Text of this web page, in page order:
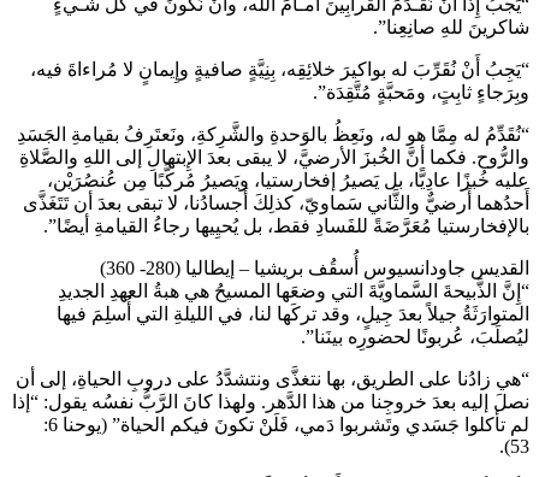
“يَجبُ إِذًا أَنْ نُقَـدِّمَ القرابِينَ أمـامَ الله، وأَنْ نَكونَ في كُلِّ شـيءٍ
شاكرينَ للهِ صانِعِنا”.
“يَجِبُ أَنْ نُقَرِّبَ له بواكيرَ خلائِقِه، بِنِيَّةٍ صافيةٍ وإِيمانٍ لا مُراءاةَ فيه،
وبِرَجاءٍ ثابِتٍ، ومَحبَّةٍ مُتَّقِدَة”.
“نُقَدِّمُ له مِمَّا هو له، ونَعِظُ بالوَحدةِ والشَّرِكةِ، ونَعتَرِفُ بقيامةِ الجَسَدِ
والرُّوح. فكما أنَّ الخُبزَ الأرضيَّ، لا يبقى بعدَ الإِبتهالِ إلى اللهِ والصَّلاةِ
عليه خُبزًا عادِيًّا، بل يَصيرُ إفخارستيا، ويَصيرُ مُركَّبًا مِن عُنصُرَيْن،
أَحدُهما أَرضيٌّ والثَّاني سَماويّ، كذلِكَ أَجسادُنا، لا تبقى بعدَ أن تَتَغَذَّى
بالإفخارستيا مُعَرَّضَةً للفَسادِ فقط، بل يُحيِيها رجاءُ القيامةِ أيضًا”.
القديس جاودانسيوس أُسقُف بريشيا – إيطاليا (280- 360)
“إِنَّ الذَّبيحةَ السَّماويَّةَ التي وضعَها المسيحُ هي هبةُ العهدِ الجديدِ
المتوارَثَةُ جيلاً بعدَ جِيلٍ، وقد تركَها لنا، في الليلةِ التي أُسلِمَ فيها
ليُصلَبَ، عُربونًا لحضورِه بينَنا”.
“هي زادُنا على الطريق، بها نتغذَّى ونتشدَّدُ على دروبِ الحياةِ، إلى أن
نصلَ إليه بعدَ خروجِنا من هذا الدَّهر. ولهذا كانَ الرَّبُّ نفسُه يقول: “إذا
لم تأكلوا جَسَدي وتَشربوا دَمي، فَلَنْ تكونَ فيكم الحياة” (يوحنا 6:
53).